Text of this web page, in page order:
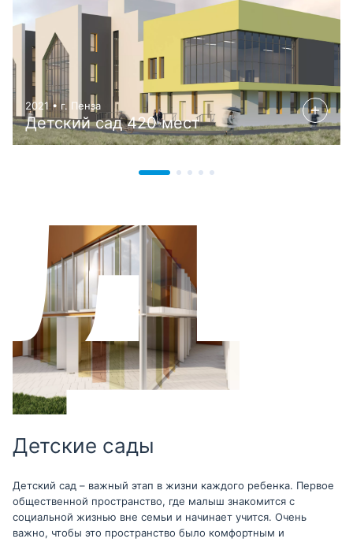
2021 • г. Пенза
Детский сад 420 мест
Детские сады
Детский сад – важный этап в жизни каждого ребенка. Первое
общественной пространство, где малыш знакомится с
социальной жизнью вне семьи и начинает учится. Очень
важно, чтобы это пространство было комфортным и